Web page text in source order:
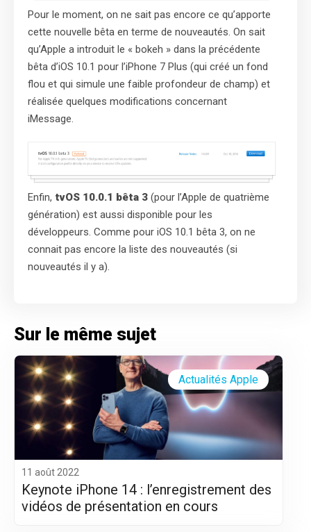
Pour le moment, on ne sait pas encore ce qu’apporte
cette nouvelle bêta en terme de nouveautés. On sait
qu’Apple a introduit le « bokeh » dans la précédente
bêta d’iOS 10.1 pour l’iPhone 7 Plus (qui créé un fond
flou et qui simule une faible profondeur de champ) et
réalisée quelques modifications concernant
iMessage.
Enfin, tvOS 10.0.1 bêta 3 (pour l’Apple de quatrième
génération) est aussi disponible pour les
développeurs. Comme pour iOS 10.1 bêta 3, on ne
connait pas encore la liste des nouveautés (si
nouveautés il y a).
Sur le même sujet
11 août 2022
Keynote iPhone 14 : l’enregistrement des
vidéos de présentation en cours
Actualités Apple